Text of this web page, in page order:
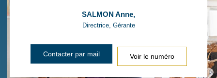
SALMON Anne,
Directrice, Gérante
Contacter par mail Voir le numéro